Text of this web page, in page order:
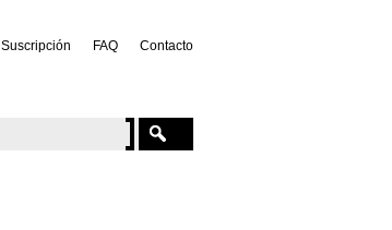
Suscripción FAQ Contacto